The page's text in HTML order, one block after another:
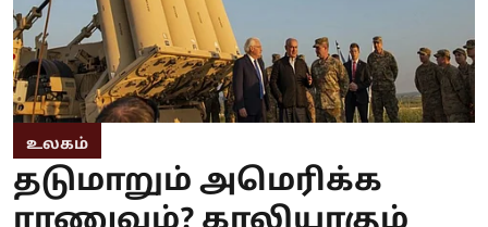
உலகம்
தடுமாறும் அமெரிக்க